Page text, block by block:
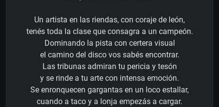
Un artista en las riendas, con coraje de león,
tenés toda la clase que consagra a un campeón.
Dominando la pista con certera visual
el camino del disco vos sabés encontrar.
Las tribunas admiran tu pericia y tesón
y se rinde a tu arte con intensa emoción.
Se enronquecen gargantas en un loco estallar,
cuando a taco y a lonja empezás a cargar.